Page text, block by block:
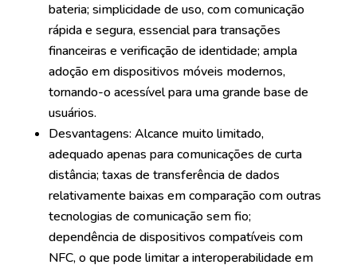
bateria; simplicidade de uso, com comunicação
rápida e segura, essencial para transações
financeiras e verificação de identidade; ampla
adoção em dispositivos móveis modernos,
tornando-o acessível para uma grande base de
usuários.
Desvantagens: Alcance muito limitado,
adequado apenas para comunicações de curta
distância; taxas de transferência de dados
relativamente baixas em comparação com outras
tecnologias de comunicação sem fio;
dependência de dispositivos compatíveis com
NFC, o que pode limitar a interoperabilidade em